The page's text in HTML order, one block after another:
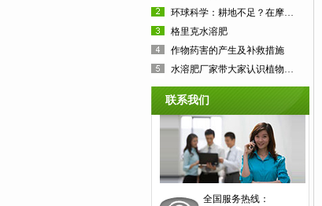
环球科学：耕地不足？在摩天大楼里种粮食
格里克水溶肥
作物药害的产生及补救措施
水溶肥厂家带大家认识植物营养基础知识
联系我们
全国服务热线：